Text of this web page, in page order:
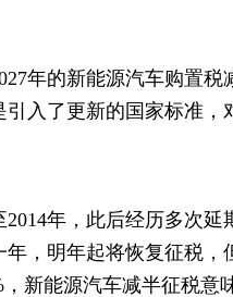
年的新能源汽车购置税
入了更新的国家标准，
年，此后经历多次延
，明年起将恢复征税，
新能源汽车减半征税意